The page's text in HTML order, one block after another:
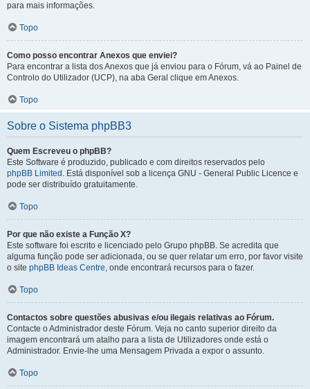
para mais informações.
Topo
Como posso encontrar Anexos que enviei?
Para encontrar a lista dos Anexos que já enviou para o Fórum, vá ao Painel de
Controlo do Utilizador (UCP), na aba Geral clique em Anexos.
Topo
Sobre o Sistema phpBB3
Quem Escreveu o phpBB?
Este Software é produzido, publicado e com direitos reservados pelo
phpBB Limited . Está disponível sob a licença GNU - General Public Licence e
pode ser distribuído gratuitamente.
Topo
Por que não existe a Função X?
Este software foi escrito e licenciado pelo Grupo phpBB. Se acredita que
alguma função pode ser adicionada, ou se quer relatar um erro, por favor visite
o site phpBB Ideas Centre, onde encontrará recursos para o fazer.
Topo
Contactos sobre questões abusivas e/ou ilegais relativas ao Fórum.
Contacte o Administrador deste Fórum. Veja no canto superior direito da
imagem encontrará um atalho para a lista de Utilizadores onde está o
Administrador. Envie-lhe uma Mensagem Privada a expor o assunto.
Topo